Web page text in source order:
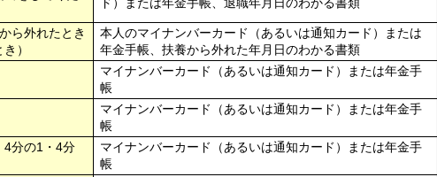
ら外れたとき
）
本人のマイナンバーカード（あるいは通知カード）または
年金手帳、扶養から外れた年月日のわかる書類
マイナンバーカード（あるいは通知カード）または年金手
帳
マイナンバーカード（あるいは通知カード）または年金手
帳
4分の1・4分
マイナンバーカード（あるいは通知カード）または年金手
帳